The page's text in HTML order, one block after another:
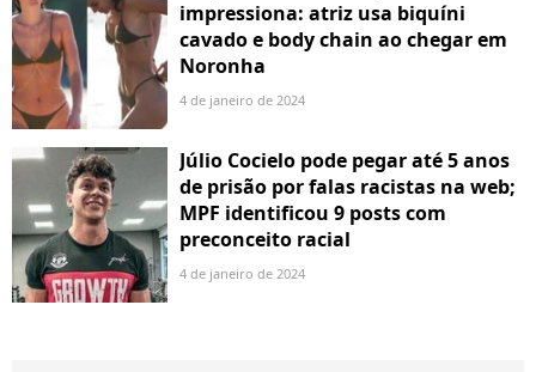
impressiona: atriz usa biquíni
cavado e body chain ao chegar em
Noronha
4 de janeiro de 2024
Júlio Cocielo pode pegar até 5 anos
de prisão por falas racistas na web;
MPF identificou 9 posts com
preconceito racial
4 de janeiro de 2024